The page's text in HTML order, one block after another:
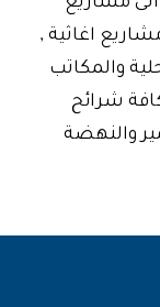
اغاثية ,
والمكاتب
شرائح
والنهضة